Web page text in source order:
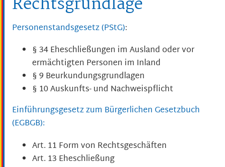
Personenstandsgesetz (PStG):
§ 34 Eheschließungen im Ausland oder vor
ermächtigten Personen im Inland
§ 9 Beurkundungsgrundlagen
§ 10 Auskunfts- und Nachweispflicht
Einführungsgesetz zum Bürgerlichen Gesetzbuch
(EGBGB):
Art. 11 Form von Rechtsgeschäften
Art. 13 Eheschließung